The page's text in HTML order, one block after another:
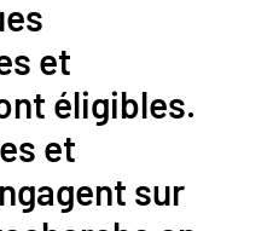
et
éligibles.
et
sur